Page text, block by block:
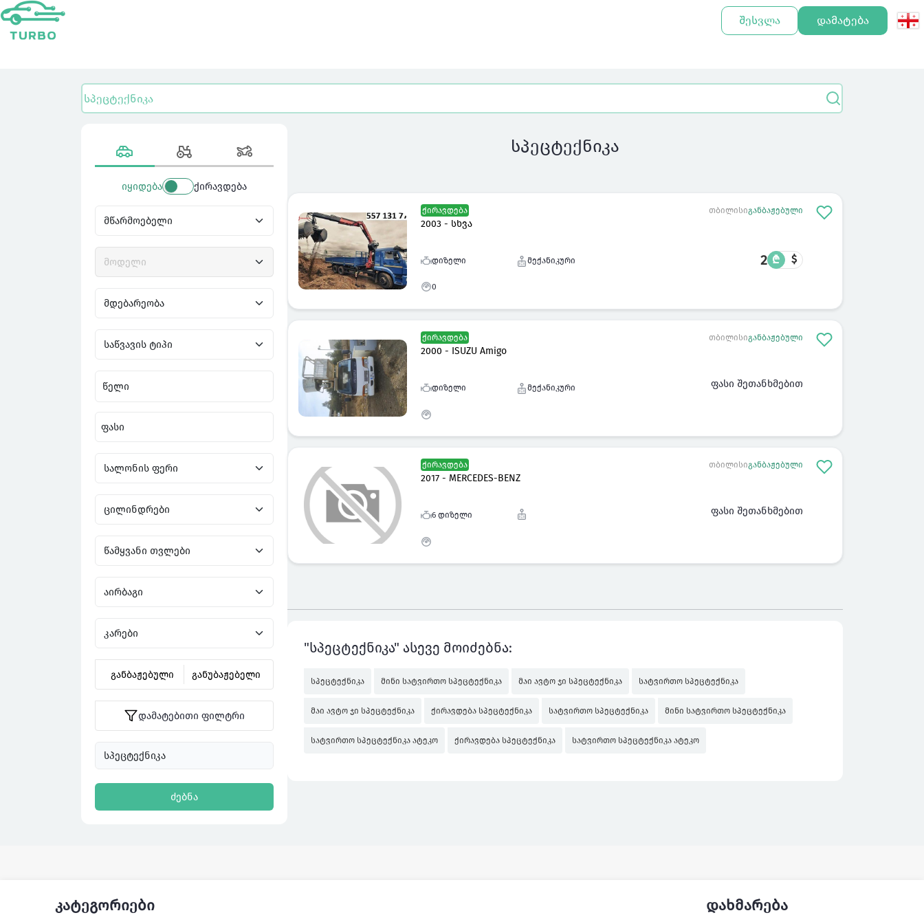
შესვლა დამატება
იყიდება ქირავდება
წელი
ფასი
განბაჟებული განუბაჟებელი
დამატებითი ფილტრი
ძებნა
სპეცტექნიკა
ქირავდება
2003 - სხვა
თბილისიგანბაჟებული
დიზელი
0
მექანიკური 2 ₾ $
ქირავდება
2000 - ISUZU Amigo
თბილისიგანბაჟებული
დიზელი მექანიკური ფასი შეთანხმებით
ქირავდება
2017 - MERCEDES-BENZ
თბილისიგანბაჟებული
6 დიზელი ფასი შეთანხმებით
"სპეცტექნიკა" ასევე მოიძებნა:
სპეცტექნიკა მინი სატვირთო სპეცტექნიკა მაი ავტო ჯი სპეცტექნიკა სატვირთო სპეცტექნიკა
მაი ავტო ჯი სპეცტექნიკა ქირავდება სპეცტექნიკა სატვირთო სპეცტექნიკა მინი სატვირთო სპეცტექნიკა
სატვირთო სპეცტექნიკა ატეკო ქირავდება სპეცტექნიკა სატვირთო სპეცტექნიკა ატეკო
კატეგორიები დახმარება